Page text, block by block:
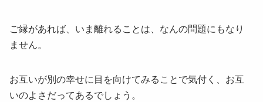
ご縁があれば、いま離れることは、なんの問題にもなり
ません。
お互いが別の幸せに目を向けてみることで気付く、お互
いのよさだってあるでしょう。